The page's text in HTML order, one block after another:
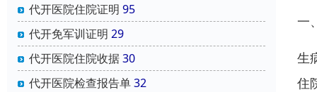
代开医院住院证明 95
代开免军训证明 29
代开医院住院收据30
代开医院检查报告单32
一
生
住